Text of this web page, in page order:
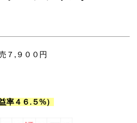
７,９００円
率４６.５%）